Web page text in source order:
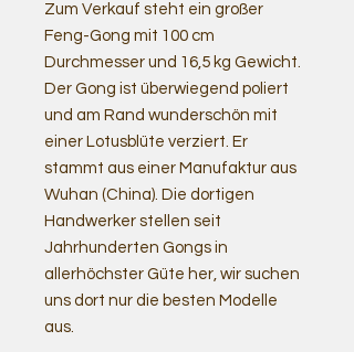
Zum Verkauf steht ein großer
Feng-Gong mit 100 cm
Durchmesser und 16,5 kg Gewicht.
Der Gong ist überwiegend poliert
und am Rand wunderschön mit
einer Lotusblüte verziert. Er
stammt aus einer Manufaktur aus
Wuhan (China). Die dortigen
Handwerker stellen seit
Jahrhunderten Gongs in
allerhöchster Güte her, wir suchen
uns dort nur die besten Modelle
aus.